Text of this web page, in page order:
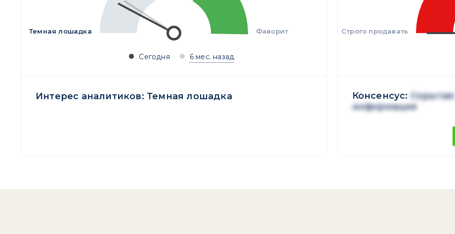
Темная лошадка Фаворит
Сегодня 6 мес. назад
Интерес аналитиков: Темная лошадка
Строго продавать
Консенсус:
Скрытая
информация